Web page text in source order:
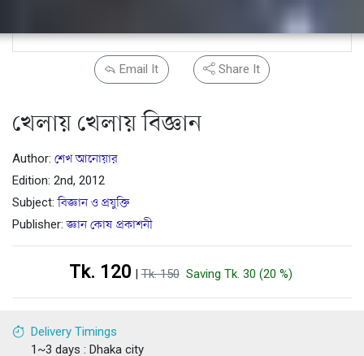
Email It Share It
খেলায় খেলায় বিজ্ঞান
Author: শেখ আনোয়ার
Edition: 2nd, 2012
Subject:বিজ্ঞান ও প্রযুক্তি
Publisher:জ্ঞান কোষ প্রকাশনী
Tk. 120 |Tk. 150 Saving Tk. 30 (20 %)
Delivery Timings
1~3 days : Dhaka city